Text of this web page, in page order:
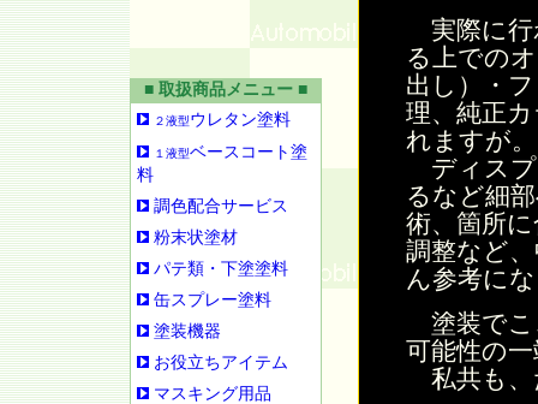
実際に行
る上での
出し）・
理、純正
れますが。
ディスプ
るなど細
術、箇所
調整など
ん参考に
塗装でこ
可能性の
私共も、
■ 取扱商品メニュー ■
２液型ウレタン塗料
１液型ベースコート塗
料
調色配合サービス
粉末状塗材
パテ類・下塗塗料
缶スプレー塗料
塗装機器
お役立ちアイテム
マスキング用品